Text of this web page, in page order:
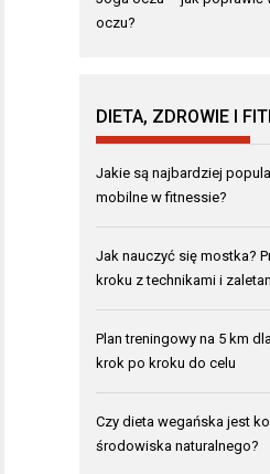
oczu?
DIETA, ZDROWIE I
Jakie są najbardziej
mobilne w fitnessie?
Jak nauczyć się mostka?
kroku z technikami i
Plan treningowy na 5 km
krok po kroku do celu
Czy dieta wegańska jest
środowiska naturalnego?